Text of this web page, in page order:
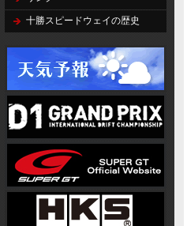
十勝スピードウェイの歴史